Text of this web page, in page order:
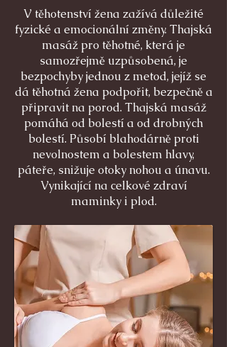
V těhotenství žena zažívá důležité
fyzické a emocionální změny. Thajská
masáž pro těhotné, která je
samozřejmě uzpůsobená, je
bezpochyby jednou z metod, jejíž se
dá těhotná žena podpořit, bezpečně a
připravit na porod. Thajská masáž
pomáhá od bolestí a od drobných
bolestí. Působí blahodárně proti
nevolnostem a bolestem hlavy,
páteře, snižuje otoky nohou a únavu.
Vynikající na celkové zdraví
maminky i plod.